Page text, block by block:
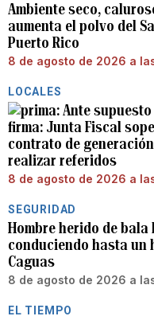
Ambiente seco,
aumenta el polvo del
Puerto Rico
8 de agosto de 2026 a
LOCALES
Ante
firma: Junta Fiscal
contrato de
realizar referidos
8 de agosto de 2026 a
SEGURIDAD
Hombre herido de bala
conduciendo hasta un
Caguas
8 de agosto de 2026 a
EL TIEMPO